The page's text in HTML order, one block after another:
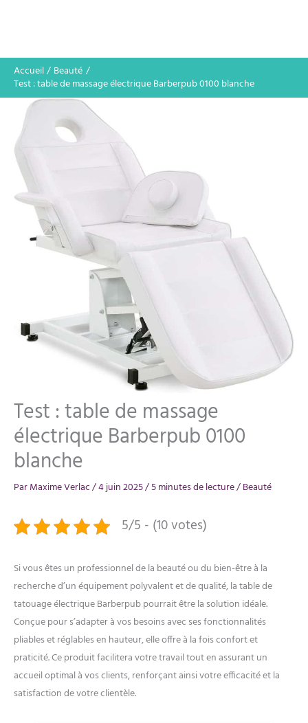
Accueil
Beauté
Test : table de massage électrique Barberpub 0100 blanche
Test : table de massage
électrique Barberpub 0100
blanche
ParMaxime Verlac/4 juin 2025/5 minutes de lecture/Beauté
5/5 - (10 votes)
Si vous êtes un professionnel de la beauté ou du bien-être à la
recherche d’un équipement polyvalent et de qualité, la table de
tatouage électrique Barberpub pourrait être la solution idéale.
Conçue pour s’adapter à vos besoins avec ses fonctionnalités
pliables et réglables en hauteur, elle offre à la fois confort et
praticité. Ce produit facilitera votre travail tout en assurant un
accueil optimal à vos clients, renforçant ainsi votre efficacité et la
satisfaction de votre clientèle.